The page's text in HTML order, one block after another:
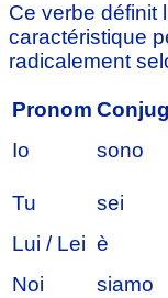
Ce verbe définit
caractéristique
radicalement
Pronom
Io
sono
Tu
sei
Lui / Lei è
Noi
siamo